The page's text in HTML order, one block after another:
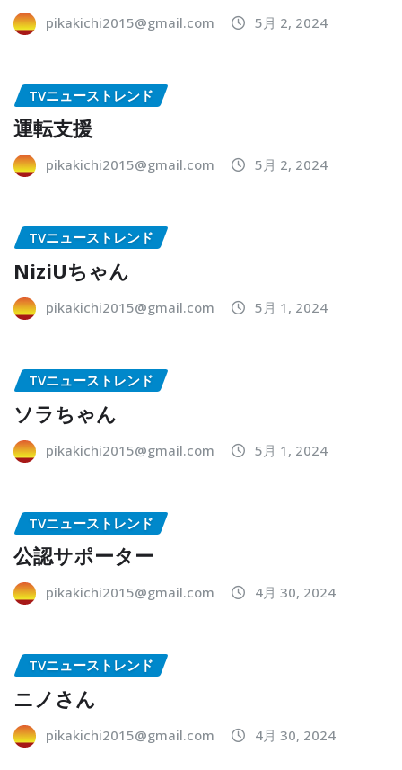
pikakichi2015@gmail.com 5月 2, 2024
TVニューストレンド
運転支援
pikakichi2015@gmail.com 5月 2, 2024
TVニューストレンド
NiziUちゃん
pikakichi2015@gmail.com 5月 1, 2024
TVニューストレンド
ソラちゃん
pikakichi2015@gmail.com 5月 1, 2024
TVニューストレンド
公認サポーター
pikakichi2015@gmail.com 4月 30, 2024
TVニューストレンド
ニノさん
pikakichi2015@gmail.com 4月 30, 2024